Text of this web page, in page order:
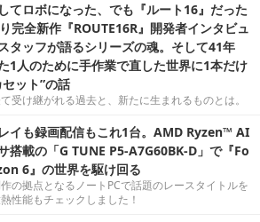
てロボになった、でも『ルート16』だった
完全新作『ROUTE16R』開発者インタビュ
タッフが語るシリーズの魂。そして41年
1人のために手作業で直した世界に1本だけ
ット”の話
受け継がれる過去と、新たに生まれるものとは。
イも録画配信もこれ1台。AMD Ryzen™ AI
搭載の「G TUNE P5-A7G60BK-D」で『Fo
6』の世界を駆け回る
の拠点となるノートPCで話題のレースタイトルを
性能もチェックしました！